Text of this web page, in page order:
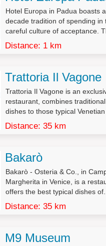
di accesso, rettifica,
e di cancellazione).
n.196/2003, Art. 7 – Diritto di
di ottenere la conferma
che lo riguardano, anche se
loro comunicazione in forma
di ottenere l’indicazione:
personali;
del trattamento;
elettronici;
del titolare, dei
ai sensi dell’articolo 5,
categorie di soggetti ai quali i
comunicati o che possono
di rappresentante designato
o incaricati.
la rettificazione ovvero, quando
Hotel Europa in Padua boasts
decade tradition of spending in
careful culture of acceptance.
Distance: 1 km
Trattoria Il Vagone
Trattoria Il Vagone is an
restaurant, combines
dishes to those typical Venetian
Distance: 35 km
Bakarò
Bakarò - Osteria & Co., in
Margherita in Venice, is a
offers the best typical dishes of...
Distance: 35 km
M9 Museum